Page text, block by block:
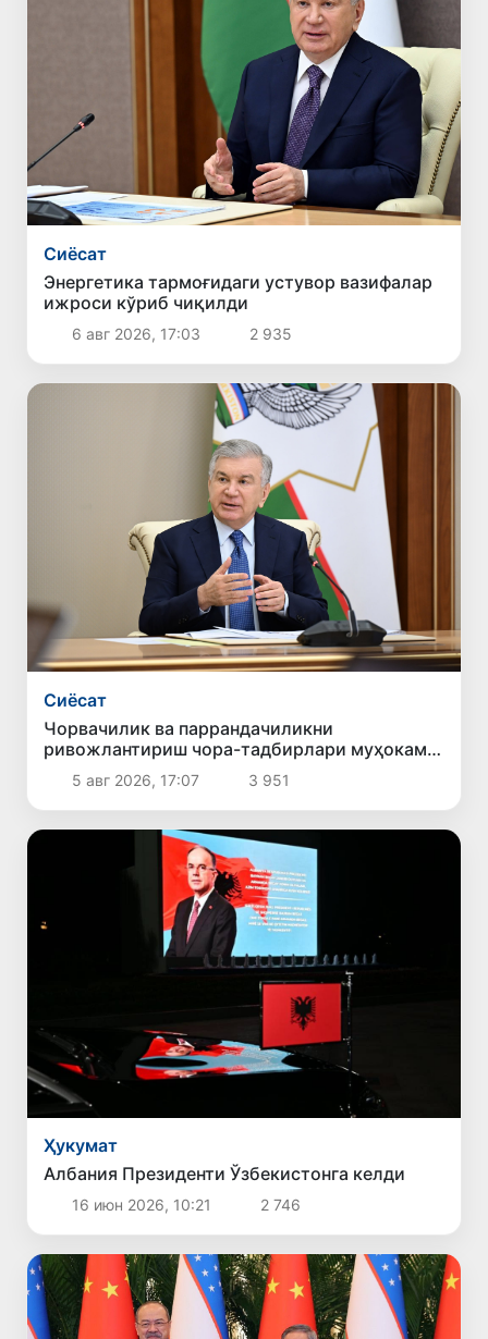
Сиёсат
Энергетика тармоғидаги устувор вазифалар
ижроси кўриб чиқилди
6 авг 2026, 17:03 2 935
Сиёсат
Чорвачилик ва паррандачиликни
ривожлантириш чора-тадбирлари муҳокама
қилинди
5 авг 2026, 17:07 3 951
Ҳукумат
Албания Президенти Ўзбекистонга келди
16 июн 2026, 10:21 2 746